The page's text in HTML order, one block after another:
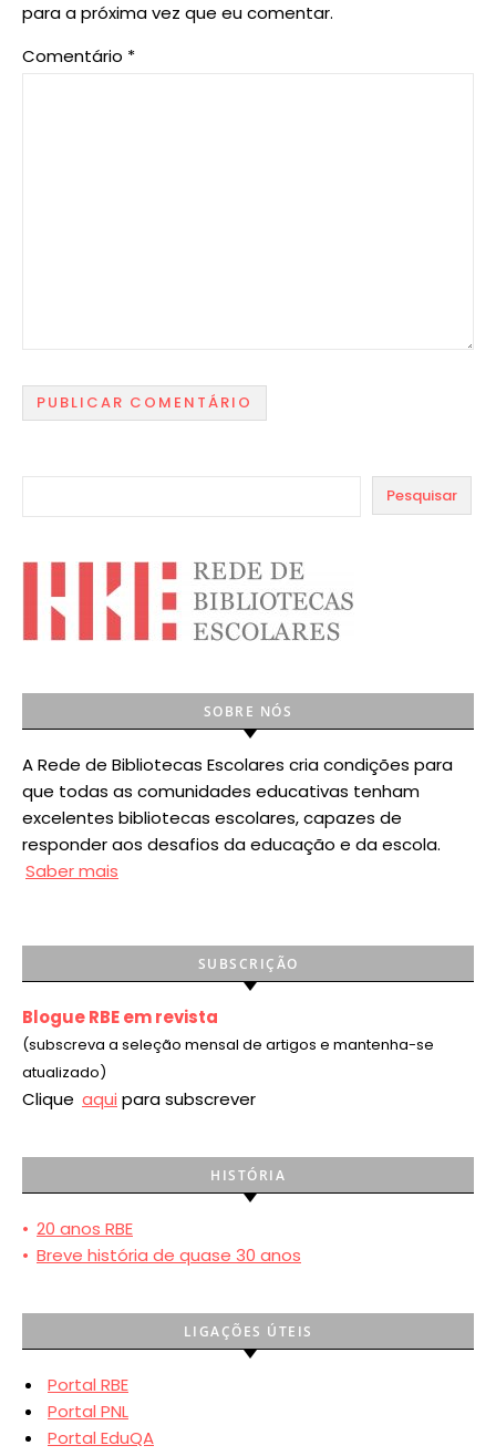
para a próxima vez que eu comentar.
Comentário *
Pesquisar
SOBRE NÓS
A Rede de Bibliotecas Escolares cria condições para
que todas as comunidades educativas tenham
excelentes bibliotecas escolares, capazes de
responder aos desafios da educação e da escola.
Saber mais
SUBSCRIÇÃO
Blogue RBE em revista
(subscreva a seleção mensal de artigos e mantenha-se
atualizado)
Clique aqui para subscrever
HISTÓRIA
• 20 anos RBE
• Breve história de quase 30 anos
LIGAÇÕES ÚTEIS
Portal RBE
Portal PNL
Portal EduQA